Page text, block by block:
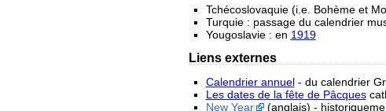
Tchécoslovaquie (i.e. Bohème et
Turquie : passage du calendrier
Yougoslavie : en 1919
Liens externes
Calendrier annuel- du calendrier
Les dates de la fête de Pâcques
New Year
(anglais) -